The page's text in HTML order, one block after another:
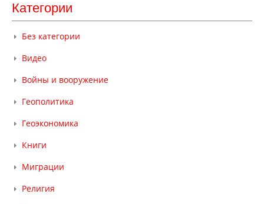
Категории
Без категории
Видео
Войны и вооружение
Геополитика
Геоэкономика
Книги
Миграции
Религия